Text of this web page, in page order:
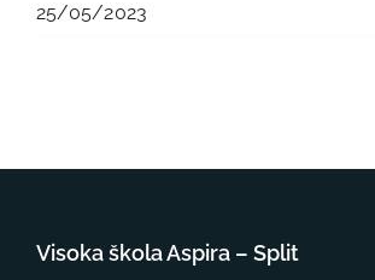
25/05/2023
Visoka škola Aspira – Split